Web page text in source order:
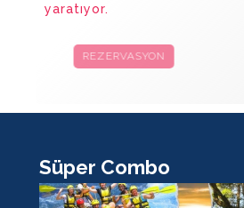
yaratıyor.
REZERVASYON KAMPANYALAR
Süper Combo